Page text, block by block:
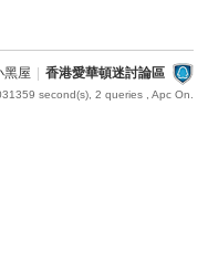
黑屋 香港愛華頓迷討論區
second(s), 2 queries , Apc On.